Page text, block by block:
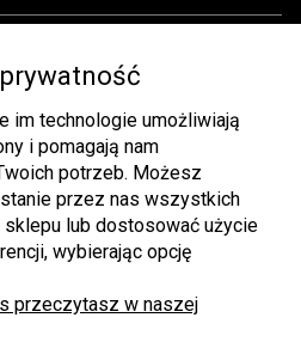
Twoje zamówienia
Ustawienia konta
Przechowalnia
Informacje
Rabaty
im technologie umożliwiają
i pomagają nam
potrzeb. Możesz
przez nas wszystkich
lub dostosować użycie
wybierając opcję
przeczytasz w naszej